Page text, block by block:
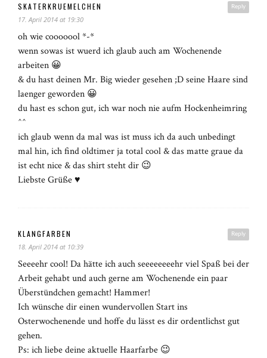
Reply
SKATERKRUEMELCHEN
17. April 2014 at 19:30
oh wie cooooool *-*
wenn sowas ist wuerd ich glaub auch am Wochenende
arbeiten 😀
& du hast deinen Mr. Big wieder gesehen ;D seine Haare sind
laenger geworden 😀
du hast es schon gut, ich war noch nie aufm Hockenheimring
^^
ich glaub wenn da mal was ist muss ich da auch unbedingt
mal hin, ich find oldtimer ja total cool & das matte graue da
ist echt nice & das shirt steht dir 😉
Liebste Grüße ♥
Reply
KLANGFARBEN
18. April 2014 at 10:39
Seeeehr cool! Da hätte ich auch seeeeeeeehr viel Spaß bei der
Arbeit gehabt und auch gerne am Wochenende ein paar
Überstündchen gemacht! Hammer!
Ich wünsche dir einen wundervollen Start ins
Osterwochenende und hoffe du lässt es dir ordentlichst gut
gehen.
Ps: ich liebe deine aktuelle Haarfarbe 😉